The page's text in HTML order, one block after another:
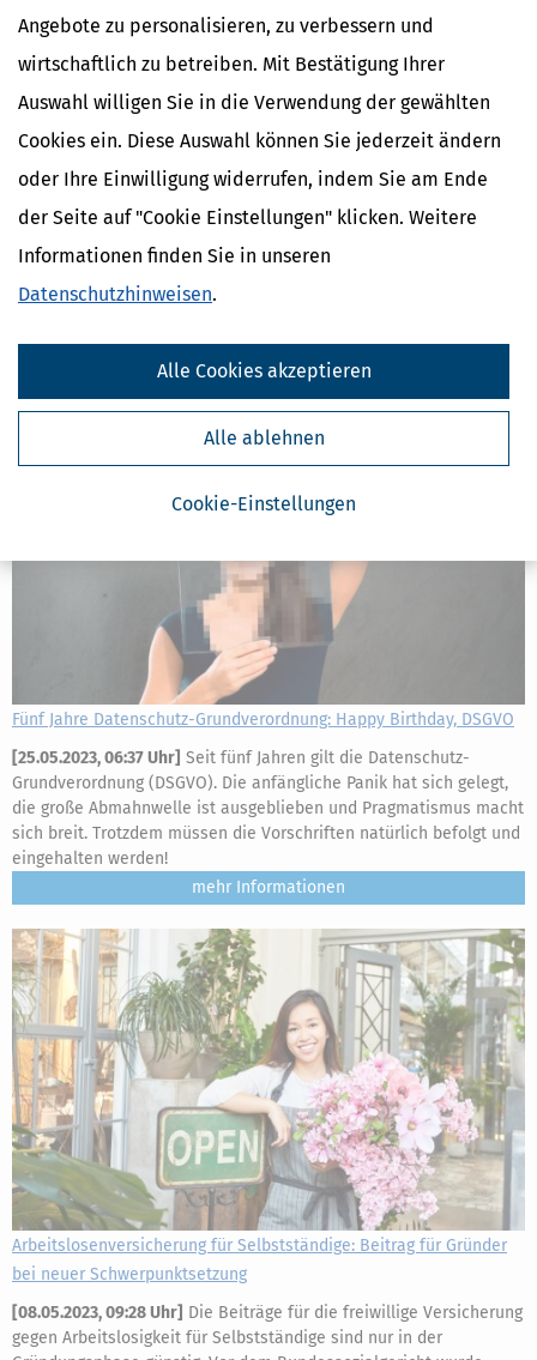
Angebote zu personalisieren, zu verbessern und
wirtschaftlich zu betreiben. Mit Bestätigung Ihrer
Auswahl willigen Sie in die Verwendung der gewählten
Cookies ein. Diese Auswahl können Sie jederzeit ändern
oder Ihre Einwilligung widerrufen, indem Sie am Ende
der Seite auf "Cookie Einstellungen" klicken. Weitere
Informationen finden Sie in unseren
Datenschutzhinweisen.
Cookie-Einstellungen
Alle ablehnen
Alle Cookies akzeptieren
Haben Sie schon mal überlegt, eine KI wie
ChatGPT im Rahmen Ihrer unternehmerischen Tätigkeit
einzusetzen? Einfach mal schnell einen Text zu einem Thema
erstellen lassen – zum Beispiel, um diesen dann als Grundlage für
mehr
Fünf Jahre Datenschutz-Grundverordnung: Happy Birthday, DSGVO
[25.05.2023, 06:37 Uhr] Seit fünf Jahren gilt die Datenschutz-
Grundverordnung (DSGVO). Die anfängliche Panik hat sich gelegt,
die große Abmahnwelle ist ausgeblieben und Pragmatismus macht
sich breit. Trotzdem müssen die Vorschriften natürlich befolgt und
eingehalten werden!
mehr
Arbeitslosenversicherung für Selbstständige: Beitrag für Gründer
bei neuer Schwerpunktsetzung
[08.05.2023, 09:28 Uhr] Die Beiträge für die freiwillige Versicherung
gegen Arbeitslosigkeit für Selbstständige sind nur in der